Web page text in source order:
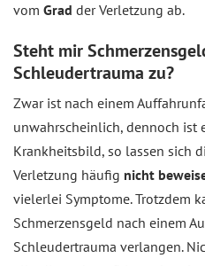
vom Grad der Verletzung ab.
Steht mir
Schleudertrauma zu?
Zwar ist nach einem
unwahrscheinlich, dennoch ist
Krankheitsbild, so lassen sich
Verletzung häufig nicht
vielerlei Symptome. Trotzdem
Schmerzensgeld nach einem
Schleudertrauma verlangen.